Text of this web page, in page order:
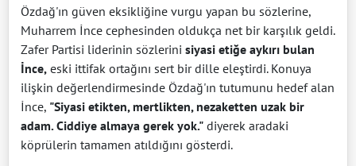
Özdağ'ın güven eksikliğine vurgu yapan bu sözlerine,
Muharrem İnce cephesinden oldukça net bir karşılık geldi.
Zafer Partisi liderinin sözlerini siyasi etiğe aykırı bulan
İnce, eski ittifak ortağını sert bir dille eleştirdi. Konuya
ilişkin değerlendirmesinde Özdağ'ın tutumunu hedef alan
İnce, "Siyasi etikten, mertlikten, nezaketten uzak bir
adam. Ciddiye almaya gerek yok." diyerek aradaki
köprülerin tamamen atıldığını gösterdi.